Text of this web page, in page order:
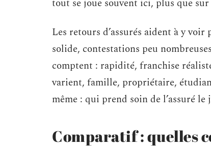
tout se joue souvent ici, plus que
Les retours d’assurés aident à y
solide, contestations peu
comptent : rapidité, franchise
varient, famille, propriétaire,
même : qui prend soin de l’assuré
Comparatif : quelles